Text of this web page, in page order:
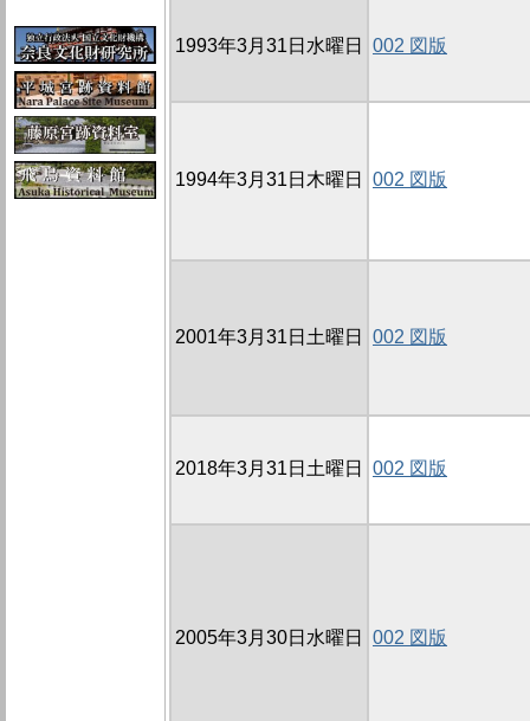
1993年3月31日水曜日 002 図版
1994年3月31日木曜日 002 図版
2001年3月31日土曜日 002 図版
2018年3月31日土曜日 002 図版
2005年3月30日水曜日 002 図版